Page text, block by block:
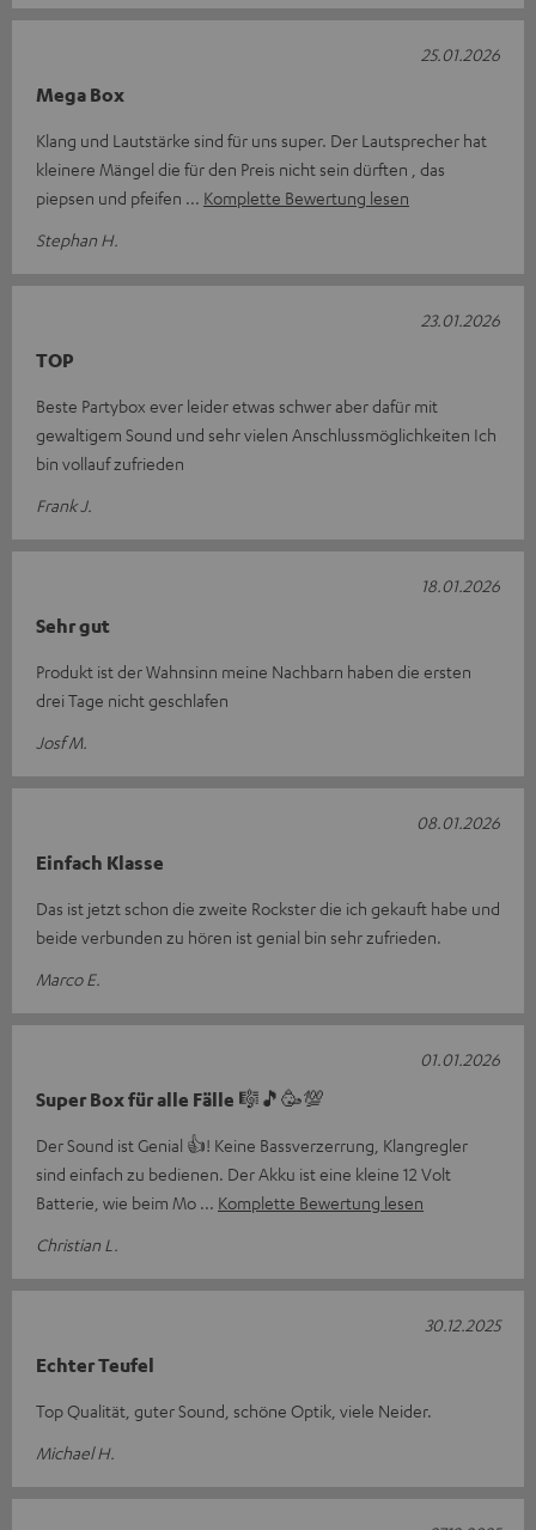
Mega Box
Klang und Lautstärke sind für uns super. Der Lautsprecher hat
kleinere Mängel die für den Preis nicht sein dürften , das
piepsen und pfeifen
Komplette Bewertung lesen
Stephan H.
25.01.2026
TOP
Beste Partybox ever leider etwas schwer aber dafür mit
gewaltigem Sound und sehr vielen Anschlussmöglichkeiten Ich
bin vollauf zufrieden
Frank J.
23.01.2026
Sehr gut
Produkt ist der Wahnsinn meine Nachbarn haben die ersten
drei Tage nicht geschlafen
Josf M.
18.01.2026
Einfach Klasse
Das ist jetzt schon die zweite Rockster die ich gekauft habe und
beide verbunden zu hören ist genial bin sehr zufrieden.
Marco E.
08.01.2026
Super Box für alle Fälle 🎼🎵🥳💯
Der Sound ist Genial 👍! Keine Bassverzerrung, Klangregler
sind einfach zu bedienen. Der Akku ist eine kleine 12 Volt
Batterie, wie beim Mo
Komplette Bewertung lesen
Christian L.
01.01.2026
Echter Teufel
Top Qualität, guter Sound, schöne Optik, viele Neider.
Michael H.
30.12.2025